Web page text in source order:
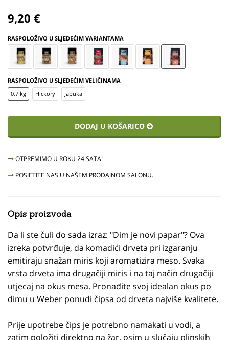
9,20 €
RASPOLOŽIVO U SLJEDEĆIM VARIANTAMA
RASPOLOŽIVO U SLJEDEĆIM VELIČINAMA
0,7 kg
Hickory Jabuka
DODAJ U KOŠARICO
OTPREMIMO U ROKU 24 SATA!
POSJETITE NAS U NAŠEM PRODAJNOM SALONU.
Opis proizvoda
Da li ste čuli do sada izraz: "Dim je novi papar"? Ova
izreka potvrđuje, da komadići drveta pri izgaranju
emitiraju snažan miris koji aromatizira meso. Svaka
vrsta drveta ima drugačiji miris i na taj način drugačiji
utjecaj na okus mesa. Pronađite svoj idealan okus po
dimu u Weber ponudi čipsa od drveta najviše kvalitete.
Prije upotrebe čips je potrebno namakati u vodi, a
zatim položiti direktno na žar, osim u slučaju plinskih